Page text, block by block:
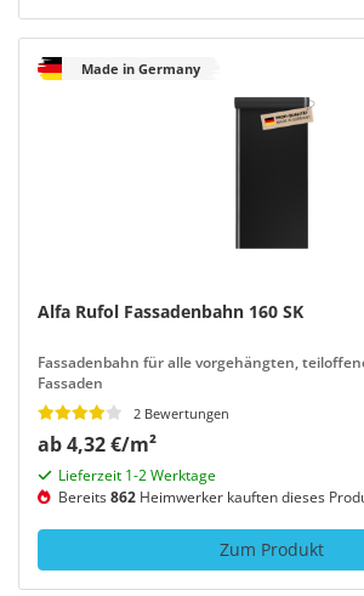
Made in Germany
Alfa Rufol Fassadenbahn 160 SK
Fassadenbahn für alle vorgehängten,
Fassaden
2 Bewertungen
ab 4,32 €/m²
Lieferzeit 1-2 Werktage
Bereits862 Heimwerker kauften dieses
Zum Produkt